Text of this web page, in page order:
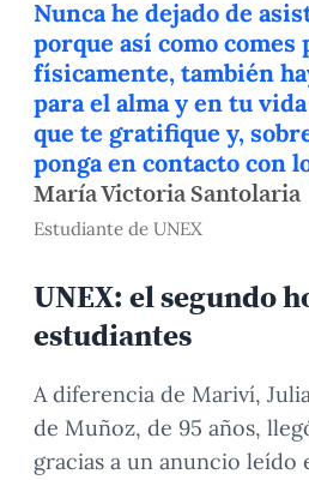
Nunca he dejado de
porque así como
físicamente, también
para el alma y en tu
que te gratifique y,
ponga en contacto con
María Victoria Santolaria
Estudiante de UNEX
UNEX: el segundo
estudiantes
A diferencia de Mariví,
de Muñoz, de 95 años,
gracias a un anuncio leído